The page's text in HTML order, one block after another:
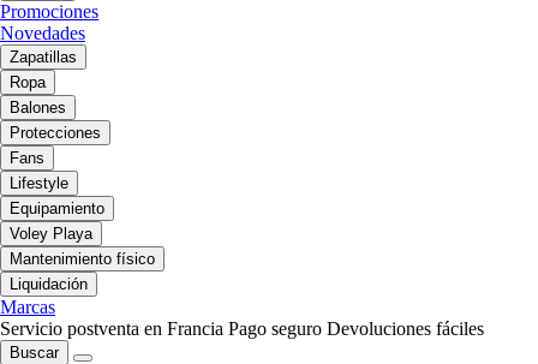
Promociones
Novedades
Zapatillas
Ropa
Balones
Protecciones
Fans
Lifestyle
Equipamiento
Voley Playa
Mantenimiento físico
Liquidación
Marcas
Servicio postventa en Francia Pago seguro Devoluciones fáciles
Buscar